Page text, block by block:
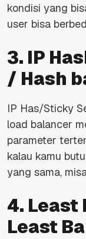
kondisi yang
user bisa
3. IP
/ Hash
IP Has/Sticky
load balancer
parameter
kalau kamu
yang sama,
4. Least
Least